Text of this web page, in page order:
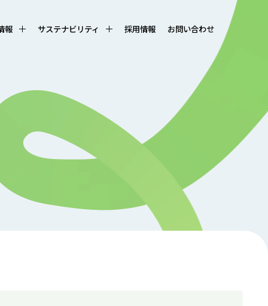
報 サステナビリティ 採用情報 お問い合わせ